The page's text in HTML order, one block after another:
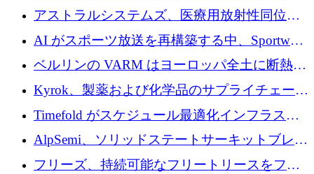
めに 400 万ドルを調達
アストラルシステムズ、医療用放射性同位元
素の世界的な不足に対処するために2,300万ポ
ンドを調達
AI がスポーツ放送を再構築する中、Sportway
が 2,000 万ユーロを調達
ベルリンの VARM はヨーロッパ全土に断熱材
を拡張するために 1,750 万ユーロを投資
Kyrok、製薬および化学品のサプライチェーン
に AI を導入するために 310 万ユーロを確保
Timefold がスケジュール最適化インフラスト
ラクチャを拡張するためにシリーズ A で
1,300 万ドルを調達
AlpSemi、ソリッドステートサーキットブレー
カー技術の進歩のために1,700万ユーロを調達
フリーズ、持続可能なフリートリースをフラ